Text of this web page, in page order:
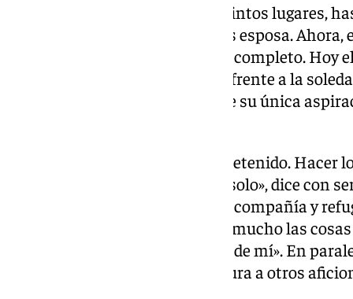
El destino lo llevó a vivir en distintos lugares,
se instaló en Málaga junto a sus esposa.
enfermedad cambió su vida por completo. Hoy
al arte como tabla de salvación frente a la
David, confiesa emocionado que su única
«Quiero trabajar para estar entretenido. Hacer
clientes, para sentirme menos solo», dice con
los bocetos y los cuadernos son compañía y
cuentos infantiles: «Me gustan mucho las
con eso. Siempre lo llevé dentro de mí». En
experiencia enseñando caricatura a otros